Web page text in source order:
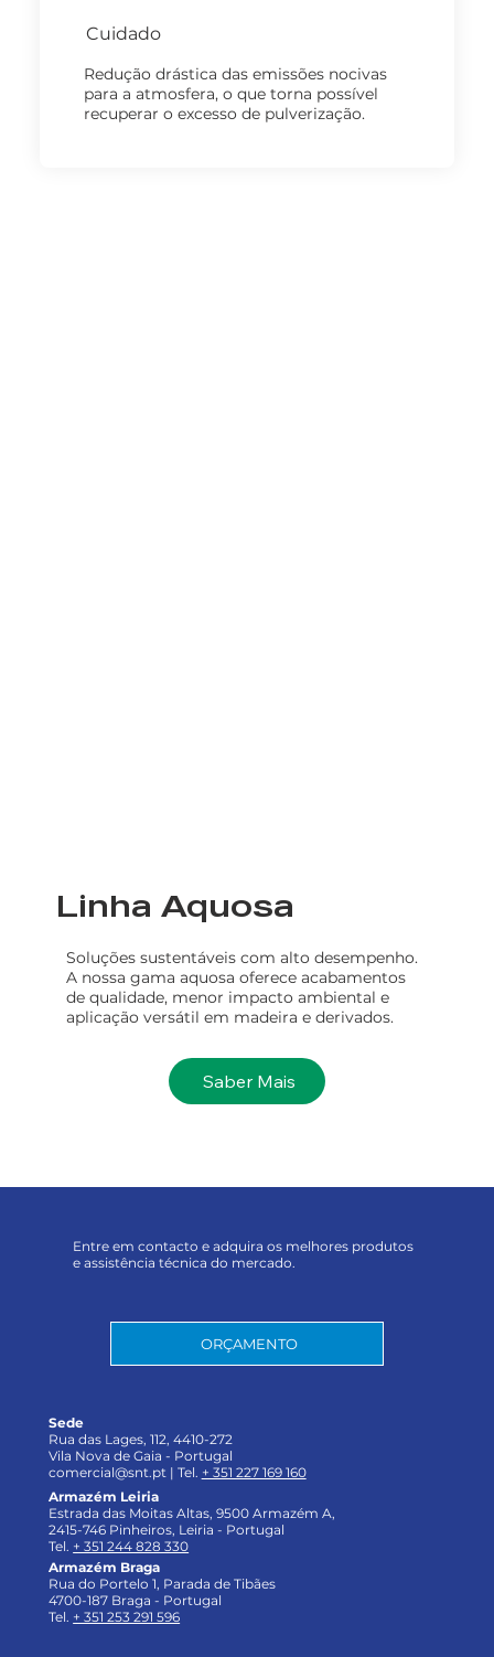
Cuidado
Redução drástica das emissões nocivas
para a atmosfera, o que torna possível
recuperar o excesso de pulverização.
Linha Aquosa
Soluções sustentáveis com alto desempenho.
A nossa gama aquosa oferece acabamentos
de qualidade, menor impacto ambiental e
aplicação versátil em madeira e derivados.
Saber Mais
Sede
Rua das Lages, 112, 4410-272
Vila Nova de Gaia - Portugal
comercial@snt.pt | Tel. + 351 227 169 160
Armazém Leiria
Estrada das Moitas Altas, 9500 Armazém A,
2415-746 Pinheiros, Leiria - Portugal
Tel. + 351 244 828 330
Armazém Braga
Rua do Portelo 1, Parada de Tibães
4700-187 Braga - Portugal
Tel. + 351 253 291 596
Entre em contacto e adquira os melhores produtos
e assistência técnica do mercado.
ORÇAMENTO